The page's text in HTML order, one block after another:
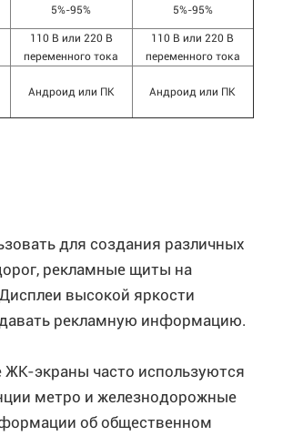
5%-95% 5%-95%
110 В или 220 В
переменного тока
110 В или 220 В
переменного тока
Андроид или ПК Андроид или ПК
для создания различных
рекламные щиты на
высокой яркости
рекламную информацию.
экраны часто используются
метро и железнодорожные
об общественном